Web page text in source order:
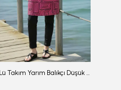
3'Lü Takım Yarım Balıkçı Düşük Omuz Yarasakol Likralı Kumaş Burkini Tesettür Mayo D7